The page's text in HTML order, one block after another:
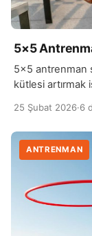
5×5
5×5 antrenman
kütlesi
şeklinde
bileşik
gelişimini
5×5 sistemiyle
25 Şubat 2026·6
ANTRENMAN